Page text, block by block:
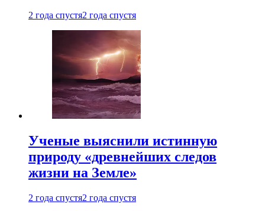
2 года спустя2 года спустя
Ученые выяснили истинную
природу «древнейших следов
жизни на Земле»
2 года спустя2 года спустя